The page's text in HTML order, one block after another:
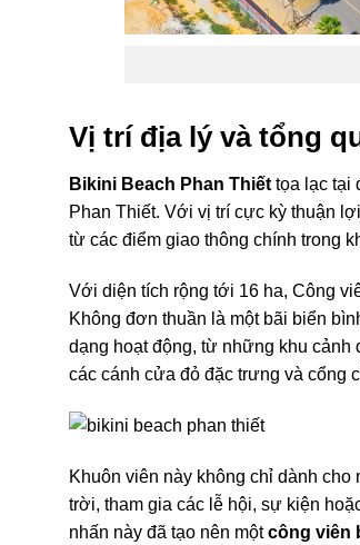
Vị trí địa lý và tổng
Bikini Beach Phan Thiết tọa lạc tại
Phan Thiết. Với vị trí cực kỳ thuận
từ các điểm giao thông chính trong
Với diện tích rộng tới 16 ha, Công
Không đơn thuần là một bãi biển
dạng hoạt động, từ những khu cảnh
các cánh cửa đỏ đặc trưng và cổng
Khuôn viên này không chỉ dành
trời, tham gia các lễ hội, sự kiện
nhấn này đã tạo nên mộtcông viên